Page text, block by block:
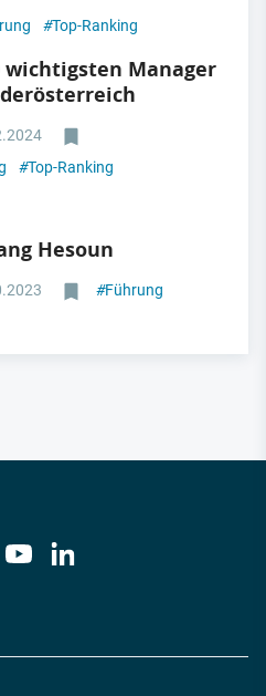
#Top-Ranking
wichtigsten Manager
#Top-Ranking
Hesoun
#Führung